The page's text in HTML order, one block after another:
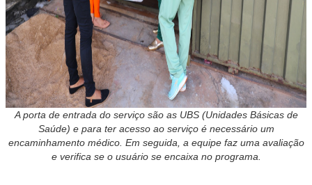
A porta de entrada do serviço são as UBS (Unidades Básicas de
Saúde) e para ter acesso ao serviço é necessário um
encaminhamento médico. Em seguida, a equipe faz uma avaliação
e verifica se o usuário se encaixa no programa.